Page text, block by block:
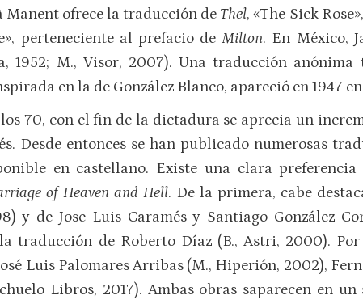
Manent ofrece la traducción de Thel, «The Sick
perteneciente al prefacio deMilton. En México,
1952; M., Visor, 2007). Una traducción
en la de González Blanco, apareció en 1947
70, con el fin de la dictadura se aprecia un
Desde entonces se han publicado numerosas
en castellano. Existe una clara
of Heaven and Hell. De la primera, cabe
y de Jose Luis Caramés y Santiago González
traducción de Roberto Díaz (B., Astri, 2000).
Luis Palomares Arribas (M., Hiperión, 2002),
Libros, 2017). Ambas obras saparecen en un